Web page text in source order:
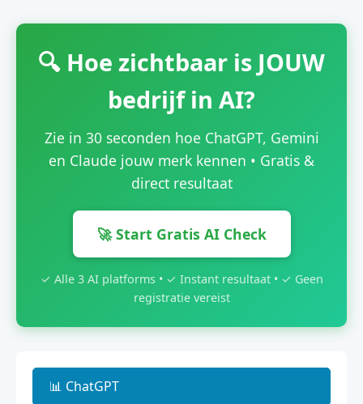
🔍 Hoe zichtbaar is JOUW
bedrijf in AI?
Zie in 30 seconden hoe ChatGPT, Gemini
en Claude jouw merk kennen • Gratis &
direct resultaat
🚀 Start Gratis AI Check
✓ Alle 3 AI platforms • ✓ Instant resultaat • ✓ Geen
registratie vereist
📊 ChatGPT